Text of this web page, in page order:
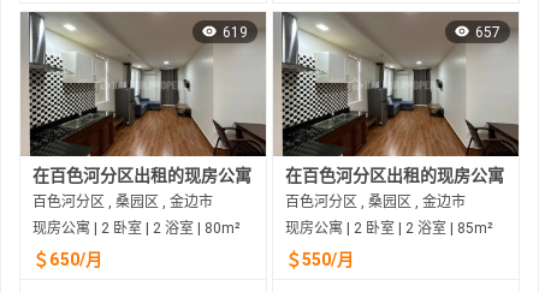
619
在百色河分区出租的现房公寓
百色河分区 , 桑园区 , 金边市
现房公寓 | 2 卧室 | 2 浴室 | 80m²
＄650/月
657
在百色河分区出租的现房公寓
百色河分区 , 桑园区 , 金边市
现房公寓 | 2 卧室 | 2 浴室 | 85m²
＄550/月